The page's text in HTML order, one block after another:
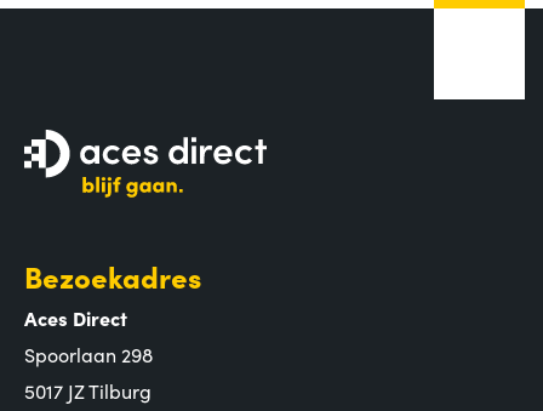
Bezoekadres
Aces Direct
Spoorlaan 298
5017 JZ Tilburg